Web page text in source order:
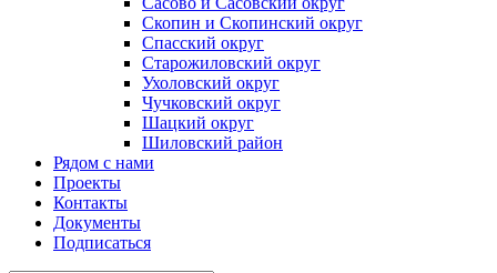
Скопин и Скопинский округ
Спасский округ
Старожиловский округ
Ухоловский округ
Чучковский округ
Шацкий округ
Шиловский район
Рядом с нами
Проекты
Контакты
Документы
Подписаться